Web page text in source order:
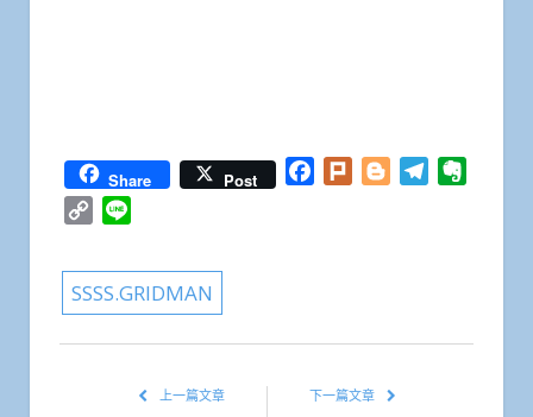
Share Post Facebook
Plurk BloggerTelegram
Copy
SSSS.GRIDMAN
上一篇文章 下一篇文章